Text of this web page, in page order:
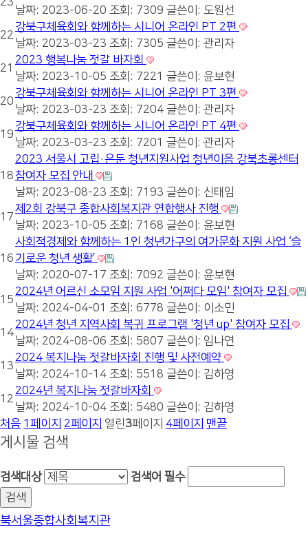
날짜: 2023-06-20 조회: 7309 글쓴이: 도원선
22
강북구체육회와 함께하는 시니어 온라인 PT 2편
날짜: 2023-03-23 조회: 7305 글쓴이: 관리자
21
2023 행복나눔 젓갈 바자회
날짜: 2023-10-05 조회: 7221 글쓴이: 윤보현
20
강북구체육회와 함께하는 시니어 온라인 PT 3편
날짜: 2023-03-23 조회: 7204 글쓴이: 관리자
19
강북구체육회와 함께하는 시니어 온라인 PT 4편
날짜: 2023-03-23 조회: 7201 글쓴이: 관리자
18
2023 서울시 고립·은둔 청년지원사업 청년이음 강북초롱센터
참여자 모집 안내
날짜: 2023-08-23 조회: 7193 글쓴이: 신태임
17
제2회 강북구 종합사회복지관 연합행사 진행
날짜: 2023-10-05 조회: 7168 글쓴이: 윤보현
16
사회적경제와 함께하는 1인 청년가구의 여가문화 지원 사업 ‘슬
기로운 청년 생활’
날짜: 2020-07-17 조회: 7092 글쓴이: 윤보현
15
2024년 어르신 소모임 지원 사업 '어쩌다 모임' 참여자 모집
날짜: 2024-04-01 조회: 6778 글쓴이: 이소민
14
2024년 청년 지역사회 복귀 프로그램 '청년 up' 참여자 모집
날짜: 2024-08-06 조회: 5807 글쓴이: 임나연
13
2024 복지나눔 젓갈바자회 진행 및 사전예약
날짜: 2024-10-14 조회: 5518 글쓴이: 김하영
12
2024년 복지나눔 젓갈바자회
날짜: 2024-10-04 조회: 5480 글쓴이: 김하영
처음 1 페이지 2페이지 열린3페이지 4페이지 맨끝
게시물 검색
검색대상 검색어 필수
북서울종합사회복지관